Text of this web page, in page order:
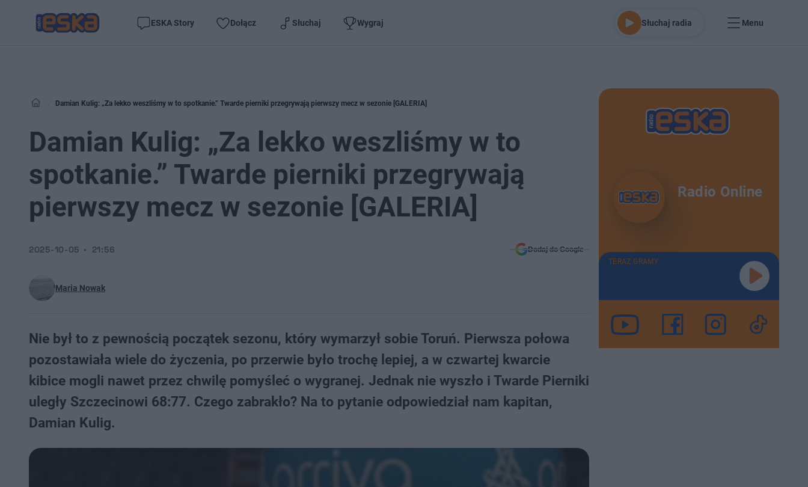
ESKA Story Dołącz Słuchaj Wygraj Słuchaj radia Menu
Damian Kulig: „Za lekko weszliśmy w to spotkanie.” Twarde pierniki przegrywają pierwszy mecz w sezonie [GALERIA]
Damian Kulig: „Za lekko weszliśmy w to
spotkanie.” Twarde pierniki przegrywają
pierwszy mecz w sezonie [GALERIA]
Maria Nowak
2025-10-05 21:56 Dodaj do Google
Nie był to z pewnością początek sezonu, który wymarzył sobie Toruń. Pierwsza połowa
pozostawiała wiele do życzenia, po przerwie było trochę lepiej, a w czwartej kwarcie
kibice mogli nawet przez chwilę pomyśleć o wygranej. Jednak nie wyszło i Twarde Pierniki
uległy Szczecinowi 68:77. Czego zabrakło? Na to pytanie odpowiedział nam kapitan,
Damian Kulig.
Radio Online
TERAZ GRAMY